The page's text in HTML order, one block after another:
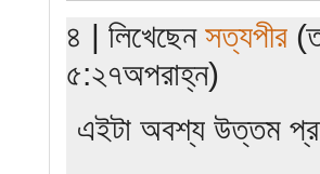
৪ | লিখেছেন সত্যপীর
৫:২৭অপরাহ্ন)
এইটা অবশ্য উত্তম